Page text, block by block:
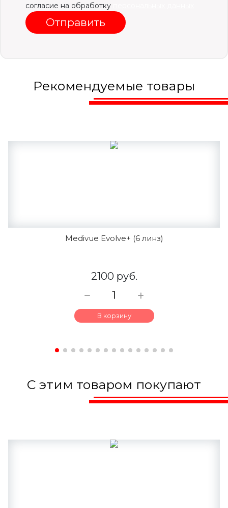
согласие на обработку
Отправить
Рекомендуемые товары
Medivue Evolve+ (6 линз)
2100 руб.
В корзину
С этим товаром покупают